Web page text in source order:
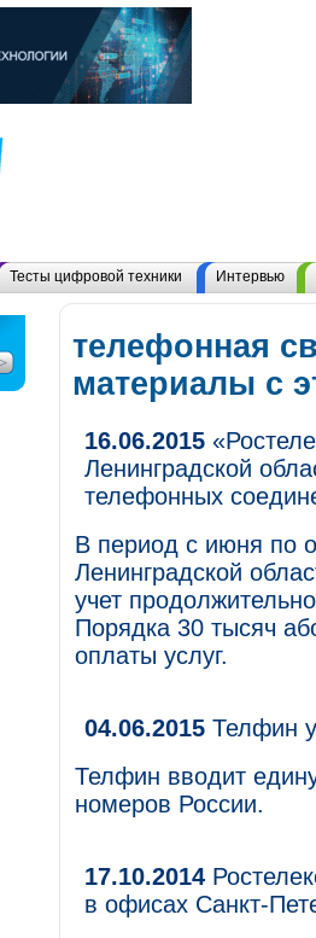
Тесты цифровой техники Интервью
телефонная
материалы с
16.06.2015
Ленинградской
телефонных
В период с июня по
Ленинградской
учет
Порядка 30 тысяч
оплаты услуг.
04.06.2015 Телфин
Телфин вводит
номеров России.
17.10.2014
в офисах Санкт-